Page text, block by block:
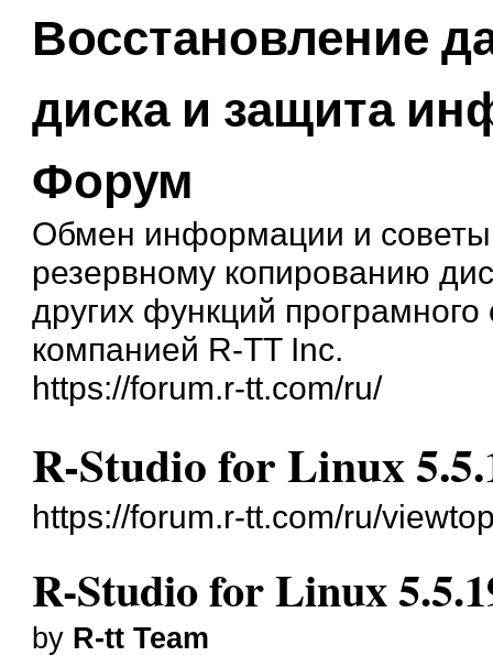
Восстановление
диска и защита
Форум
Обмен информации и
резервному копированию
других функций
компанией R-TT Inc.
https://forum.r-tt.com/ru/
R-Studio for Linux
https://forum.r-tt.com/ru/
R-Studio for Linux
by R-tt Team